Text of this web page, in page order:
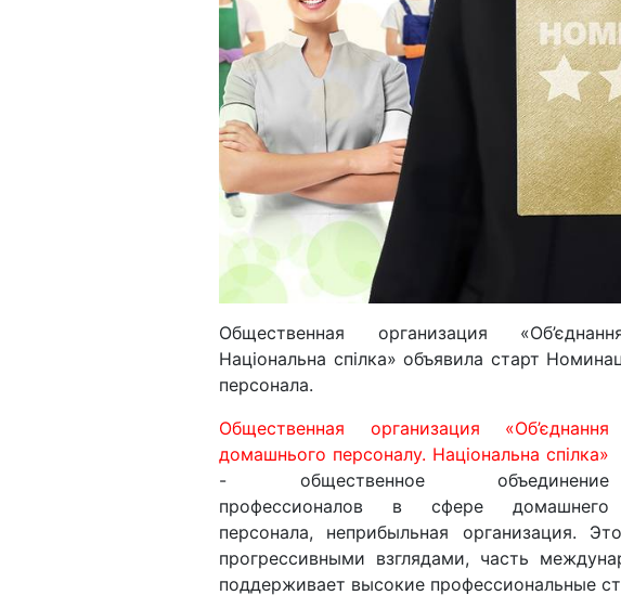
Общественная организация
Національна спілка» объявила старт
персонала.
Общественная организация «Об’єднання
домашнього персоналу. Національна спілка»
- общественное объединение
профессионалов в сфере домашнего
персонала, неприбыльная организация.
прогрессивными взглядами, часть
поддерживает высокие профессиональные